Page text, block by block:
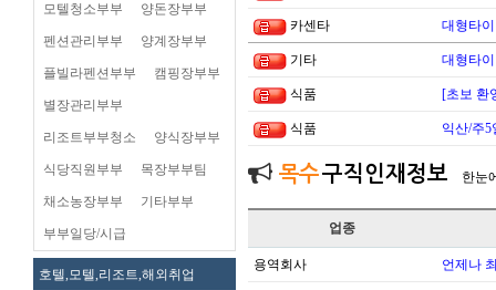
모텔청소부부 양돈장부부
펜션관리부부 양계장부부
플빌라펜션부부 캠핑장부부
별장관리부부
리조트부부청소 양식장부부
식당직원부부 목장부부팀
채소농장부부 기타부부
부부일당/시급
호텔,모텔,리조트,해외취업
카센타 대형타
기타 대형타
식품 [초보 환
식품 익산/주
목수구직인재정보 한눈
업종
용역회사 언제나